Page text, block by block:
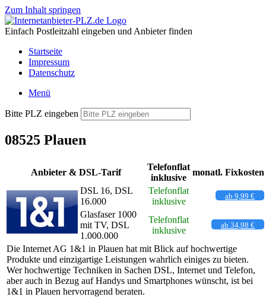
Zum Inhalt springen
Einfach Postleitzahl eingeben und Anbieter finden
Startseite
Impressum
Datenschutz
Menü
Bitte PLZ eingeben
08525 Plauen
Anbieter & DSL-Tarif
Telefonflat
inklusive
monatl. Fixkosten
DSL 16, DSL
16.000
Telefonflat
inklusive
ab 9,99 €
Glasfaser 1000
mit TV, DSL
1.000.000
Telefonflat
inklusive
ab 34,98 €
Die Internet AG 1&1 in Plauen hat mit Blick auf hochwertige
Produkte und einzigartige Leistungen wahrlich einiges zu bieten.
Wer hochwertige Techniken in Sachen DSL, Internet und Telefon,
aber auch in Bezug auf Handys und Smartphones wünscht, ist bei
1&1 in Plauen hervorragend beraten.